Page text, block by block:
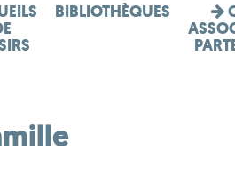
BIBLIOTHÈQUES